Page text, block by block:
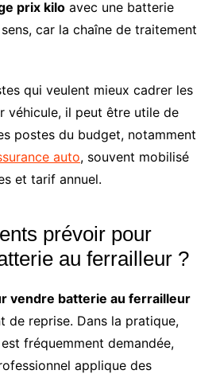
prix kiloavec une batterie
car la chaîne de traitement
qui veulent mieux cadrer les
véhicule, il peut être utile de
postes du budget, notamment
auto, souvent mobilisé
et tarif annuel.
prévoir pour
au ferrailleur ?
vendre batterie au ferrailleur
de reprise. Dans la pratique,
fréquemment demandée,
applique des